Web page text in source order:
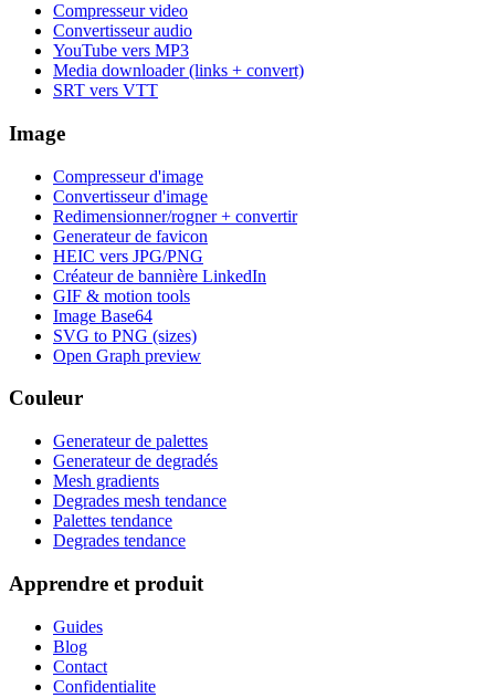
Compresseur video
Convertisseur audio
YouTube vers MP3
Media downloader (links + convert)
SRT vers VTT
Image
Compresseur d'image
Convertisseur d'image
Redimensionner/rogner + convertir
Generateur de favicon
HEIC vers JPG/PNG
Créateur de bannière LinkedIn
GIF & motion tools
Image Base64
SVG to PNG (sizes)
Open Graph preview
Couleur
Generateur de palettes
Generateur de degradés
Mesh gradients
Degrades mesh tendance
Palettes tendance
Degrades tendance
Apprendre et produit
Guides
Blog
Contact
Confidentialite